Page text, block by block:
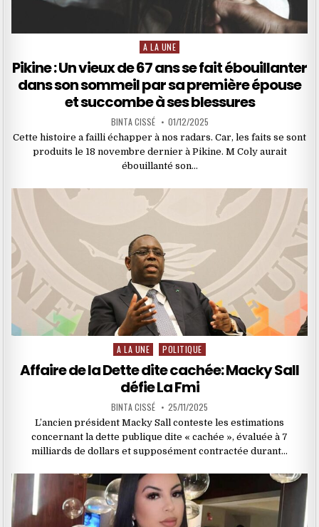
Posted
in
A LA UNE
Pikine : Un vieux de 67 ans se fait ébouillanter
dans son sommeil par sa première épouse
et succombe à ses blessures
BINTA CISSÉ 01/12/2025
Cette histoire a failli échapper à nos radars. Car, les faits se sont
produits le 18 novembre dernier à Pikine. M Coly aurait
ébouillanté son…
Posted
in
A LA UNE POLITIQUE
Affaire de la Dette dite cachée: Macky Sall
défie La Fmi
BINTA CISSÉ 25/11/2025
L’ancien président Macky Sall conteste les estimations
concernant la dette publique dite « cachée », évaluée à 7
milliards de dollars et supposément contractée durant…